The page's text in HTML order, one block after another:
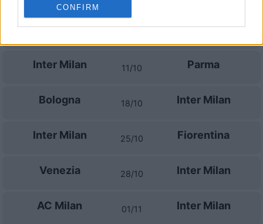
CONFIRM
AS Roma Inter Milan
Inter Milan 11/10 Parma
Bologna 18/10 Inter Milan
Inter Milan 25/10 Fiorentina
Venezia 28/10 Inter Milan
AC Milan 01/11 Inter Milan